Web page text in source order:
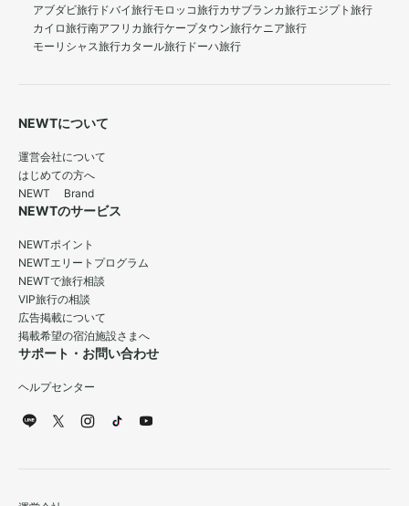
アブダビ旅行 ドバイ旅行モロッコ旅行カサブランカ旅行エジプト旅行
カイロ旅行南アフリカ旅行ケープタウン旅行ケニア旅行
モーリシャス旅行カタール旅行 ドーハ旅行
NEWTについて
運営会社について
はじめての方へ
NEWT Brand
NEWTのサービス
NEWTポイント
NEWTエリートプログラム
NEWTで旅行相談
VIP旅行の相談
広告掲載について
掲載希望の宿泊施設さまへ
サポート・お問い合わせ
ヘルプセンター